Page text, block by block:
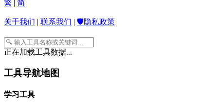
繁 | 简
关于我们 | 联系我们 | 🛡️隐私政策
正在加载工具数据...
工具导航地图
学习工具